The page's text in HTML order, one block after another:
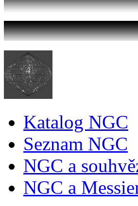
Katalog NGC
Seznam NGC
NGC a
NGC a